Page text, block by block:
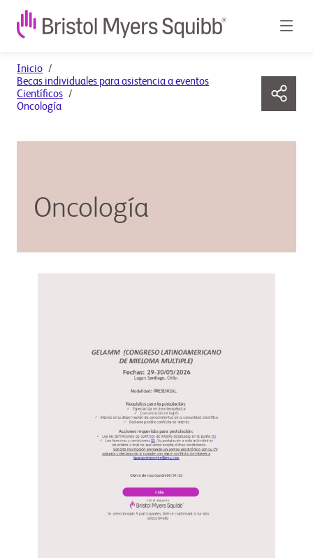
Inicio
Becas individuales para asistencia a eventos
Científicos
Oncología
Oncología